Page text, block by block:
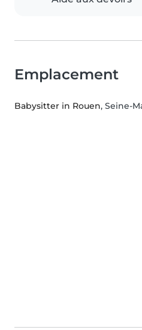
Emplacement
Babysitter in Rouen, Seine-